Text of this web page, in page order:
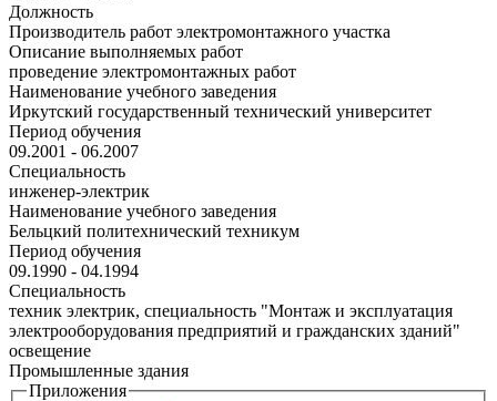
Должность
Производитель работ электромонтажного участка
Описание выполняемых работ
проведение электромонтажных работ
Наименование учебного заведения
Иркутский государственный технический университет
Период обучения
09.2001 - 06.2007
Специальность
инженер-электрик
Наименование учебного заведения
Бельцкий политехнический техникум
Период обучения
09.1990 - 04.1994
Специальность
техник электрик, специальность "Монтаж и эксплуатация
электрооборудования предприятий и гражданских зданий"
освещение
Промышленные здания
Приложения